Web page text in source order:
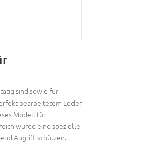
sind,sowie für
bearbeitetem Leder
Modell für
wurde eine spezielle
Angriff schützen.